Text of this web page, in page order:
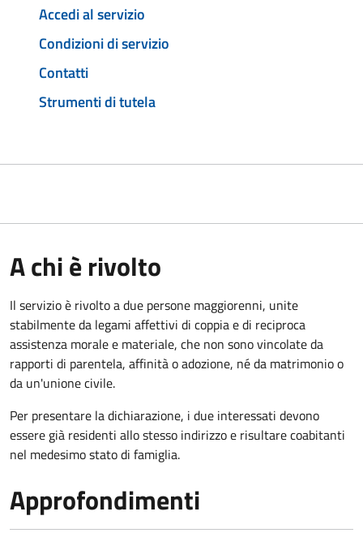
Accedi al servizio
Condizioni di servizio
Contatti
Strumenti di tutela
A chi è rivolto
Il servizio è rivolto a due persone maggiorenni, unite
stabilmente da legami affettivi di coppia e di reciproca
assistenza morale e materiale, che non sono vincolate da
rapporti di parentela, affinità o adozione, né da matrimonio o
da un'unione civile.
Per presentare la dichiarazione, i due interessati devono
essere già residenti allo stesso indirizzo e risultare coabitanti
nel medesimo stato di famiglia.
Approfondimenti